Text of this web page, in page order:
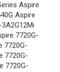
Aspire
Aspire
7720G-
7720G-
7720G-
7720G-